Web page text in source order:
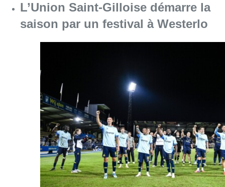
L’Union Saint-Gilloise démarre la
saison par un festival à Westerlo